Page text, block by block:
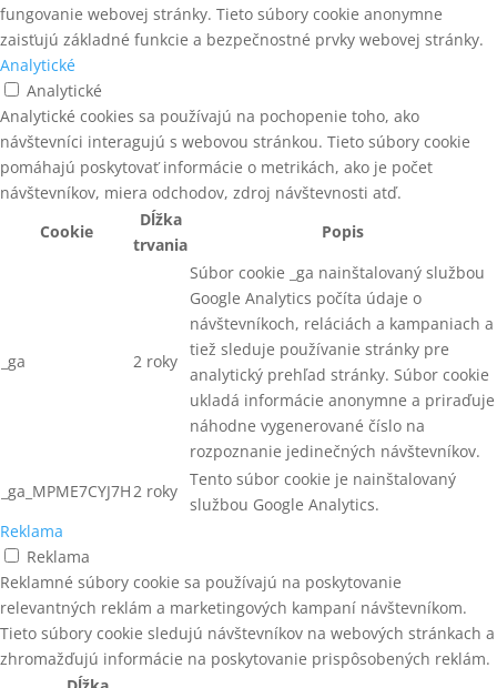
fungovanie webovej stránky. Tieto súbory cookie anonymne
zaisťujú základné funkcie a bezpečnostné prvky webovej stránky.
Analytické
Analytické
Analytické cookies sa používajú na pochopenie toho, ako
návštevníci interagujú s webovou stránkou. Tieto súbory cookie
pomáhajú poskytovať informácie o metrikách, ako je počet
návštevníkov, miera odchodov, zdroj návštevnosti atď.
Cookie
Dĺžka
trvania
Popis
_ga 2 roky
Súbor cookie _ga nainštalovaný službou
Google Analytics počíta údaje o
návštevníkoch, reláciách a kampaniach a
tiež sleduje používanie stránky pre
analytický prehľad stránky. Súbor cookie
ukladá informácie anonymne a priraďuje
náhodne vygenerované číslo na
rozpoznanie jedinečných návštevníkov.
_ga_MPME7CYJ7H2 roky
Tento súbor cookie je nainštalovaný
službou Google Analytics.
Reklama
Reklama
Reklamné súbory cookie sa používajú na poskytovanie
relevantných reklám a marketingových kampaní návštevníkom.
Tieto súbory cookie sledujú návštevníkov na webových stránkach a
zhromažďujú informácie na poskytovanie prispôsobených reklám.